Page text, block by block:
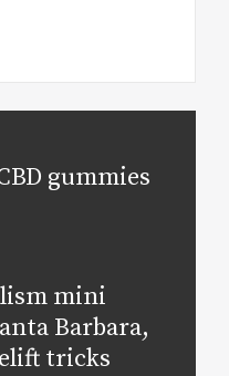
gummies
mini
Barbara,
tricks